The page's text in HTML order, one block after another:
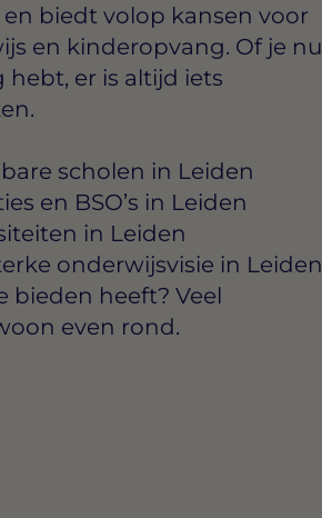
biedt volop kansen voor
en kinderopvang. Of je nu
er is altijd iets
scholen in Leiden
en BSO’s in Leiden
in Leiden
onderwijsvisie in Leiden
heeft? Veel
even rond.